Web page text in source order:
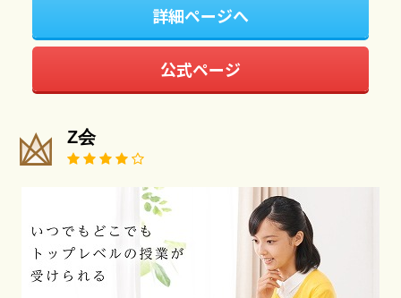
詳細ページへ
公式ページ
Z会